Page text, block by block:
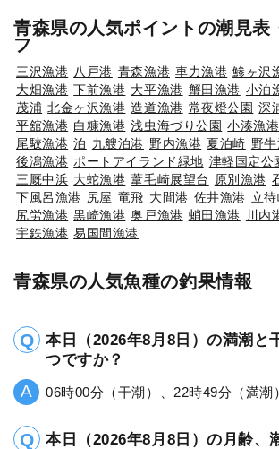
青森県の人気ポイントの潮見表
フ
三沢漁港 八戸港 青森漁港 車力漁港 鯵ヶ沢
大畑漁港 下前漁港 大平漁港 蟹田漁港 小泊
茂浦 北金ヶ沢漁港 造道漁港 常夜燈公園 深
平舘漁港 白糠漁港 浅虫海づり公園 小湊漁港
尾駮漁港 泊 九艘泊港 野内漁港 夏泊崎 野
後潟漁港 ポートアイランド緑地 津軽国定公
三厩中浜 大蛇漁港 葦毛崎展望台 原別漁港
下風呂漁港 尻屋 竜飛 大間港 佐井漁港 立
尻労漁港 黒崎漁港 奥戸漁港 蛸田漁港 川内
宇鉄漁港 易国間漁港
青森県の人気魚種の釣果情報
本日（2026年8月8日）の満潮と
つですか？
06時00分（干潮）、22時49分（満潮
本日（2026年8月8日）の月齢、